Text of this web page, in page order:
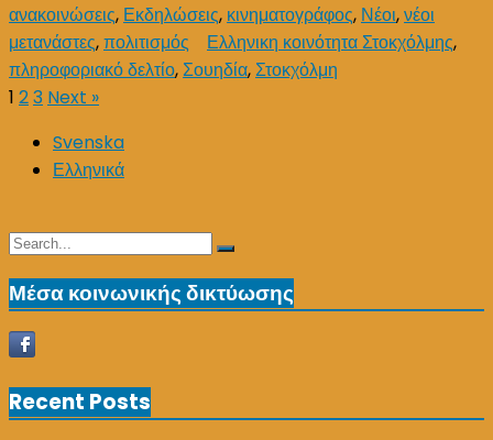
ανακοινώσεις, Εκδηλώσεις, κινηματογράφος, Νέοι,νέοι
μετανάστες,πολιτισμός Ελληνικη κοινότητα Στοκχόλμης,
πληροφοριακό δελτίο,Σουηδία,Στοκχόλμη
Posts
pagination
1 23 Next »
Svenska
Ελληνικά
Search
Search
Μέσα κοινωνικής δικτύωσης
Recent Posts